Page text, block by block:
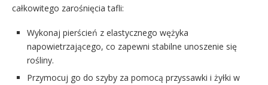
całkowitego zarośnięcia tafli:
Wykonaj pierścień z elastycznego wężyka
napowietrzającego, co zapewni stabilne unoszenie się
rośliny.
Przymocuj go do szyby za pomocą przyssawki i żyłki w